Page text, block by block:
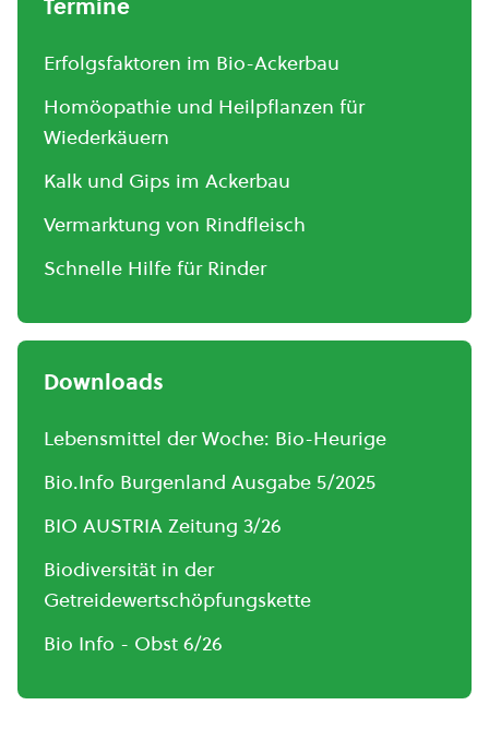
Termine
Erfolgsfaktoren im Bio-Ackerbau
Homöopathie und Heilpflanzen für
Wiederkäuern
Kalk und Gips im Ackerbau
Vermarktung von Rindfleisch
Schnelle Hilfe für Rinder
Downloads
Lebensmittel der Woche: Bio-Heurige
Bio.Info Burgenland Ausgabe 5/2025
BIO AUSTRIA Zeitung 3/26
Biodiversität in der
Getreidewertschöpfungskette
Bio Info - Obst 6/26